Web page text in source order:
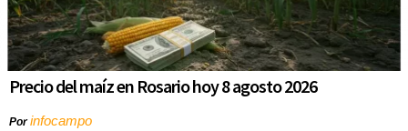
Precio del maíz en Rosario hoy 8 agosto 2026
Porinfocampo